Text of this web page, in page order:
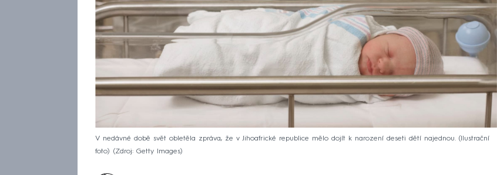
V nedávné době svět obletěla zpráva, že v Jihoafrické republice mělo dojít k narození deseti dětí najednou. (Ilustrační
foto)
Zdroj: Getty Images